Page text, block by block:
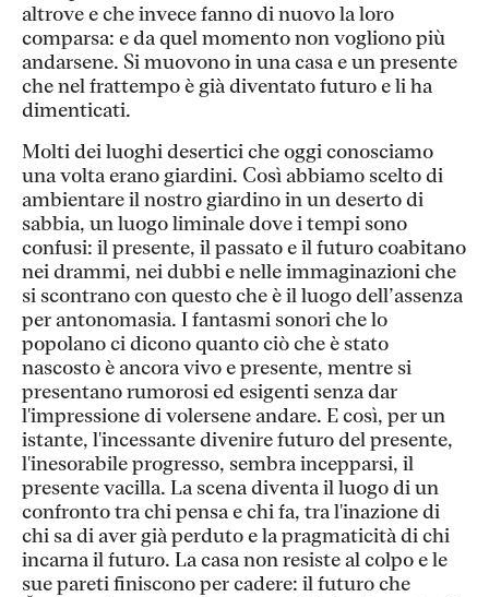
altrove e che invece fanno di nuovo la loro
comparsa: e da quel momento non vogliono più
andarsene. Si muovono in una casa e un presente
che nel frattempo è già diventato futuro e li ha
dimenticati.
Molti dei luoghi desertici che oggi conosciamo
una volta erano giardini. Così abbiamo scelto di
ambientare il nostro giardino in un deserto di
sabbia, un luogo liminale dove i tempi sono
confusi: il presente, il passato e il futuro coabitano
nei drammi, nei dubbi e nelle immaginazioni che
si scontrano con questo che è il luogo dell’assenza
per antonomasia. I fantasmi sonori che lo
popolano ci dicono quanto ciò che è stato
nascosto è ancora vivo e presente, mentre si
presentano rumorosi ed esigenti senza dar
l'impressione di volersene andare. E così, per un
istante, l'incessante divenire futuro del presente,
l'inesorabile progresso, sembra incepparsi, il
presente vacilla. La scena diventa il luogo di un
confronto tra chi pensa e chi fa, tra l'inazione di
chi sa di aver già perduto e la pragmaticità di chi
incarna il futuro. La casa non resiste al colpo e le
sue pareti finiscono per cadere: il futuro che